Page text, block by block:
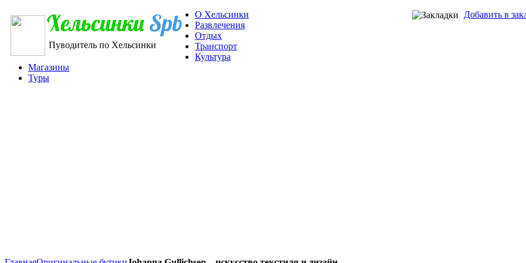
Пуводитель по Хельсинки
Добавить в
О Хельсинки
Развлечения
Отдых
Транспорт
Культура
Магазины
Туры